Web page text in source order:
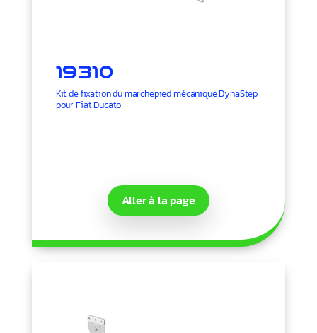
19310
Kit de fixation du marchepied mécanique DynaStep
pour Fiat Ducato
Aller à la page